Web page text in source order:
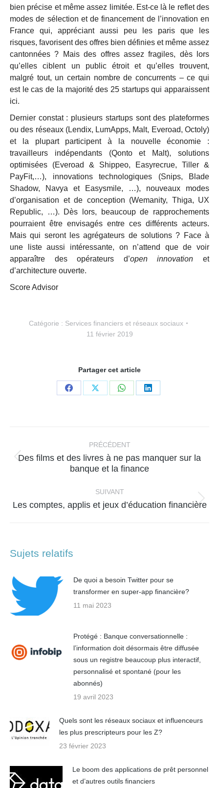
bien précise et même assez limitée. Est-ce là le reflet des
modes de sélection et de financement de l’innovation en
France qui, appréciant aussi peu les paris que les
risques, favorisent des offres bien définies et même assez
cantonnées ? Mais des offres assez fragiles, dès lors
qu’elles ciblent un public étroit et qu’elles trouvent,
malgré tout, un certain nombre de concurrents – ce qui
est le cas de la majorité des 25 startups qui apparaissent
ici.
Dernier constat : plusieurs startups sont des plateformes
ou des réseaux (Lendix, LumApps, Malt, Everoad, Octoly)
et la plupart participent à la nouvelle économie :
travailleurs indépendants (Qonto et Malt), solutions
optimisées (Everoad & Shippeo, Easyrecrue, Tiller &
PayFit,…), innovations technologiques (Snips, Blade
Shadow, Navya et Easysmile, …), nouveaux modes
d’organisation et de conception (Wemanity, Thiga, UX
Republic, …). Dès lors, beaucoup de rapprochements
pourraient être envisagés entre ces différents acteurs.
Mais qui seront les agrégateurs de solutions ? Face à
une liste aussi intéressante, on n’attend que de voir
apparaître des opérateurs d’open innovationet
d’architecture ouverte.
Score Advisor
Catégorie : Services financiers et réseaux sociaux
11 février 2019
Partager cet article
PartagerPartagerPartagerPartager
PRÉCÉDENT
Article
précédent
Des films et des livres à ne pas manquer sur la
banque et la finance
SUIVANT
Article
Les comptes, applis et jeux d’éducation financière
Sujets relatifs
De quoi a besoin Twitter pour se
transformer en super-app financière?
11 mai 2023
Protégé : Banque conversationnelle :
l’information doit désormais être diffusée
sous un registre beaucoup plus interactif,
personnalisé et spontané (pour les
abonnés)
19 avril 2023
Quels sont les réseaux sociaux et influenceurs
les plus prescripteurs pour les Z?
23 février 2023
Le boom des applications de prêt personnel
et d’autres outils financiers